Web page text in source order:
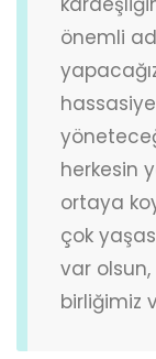
önemli
herkesin
ortaya
çok
var
birliğimiz